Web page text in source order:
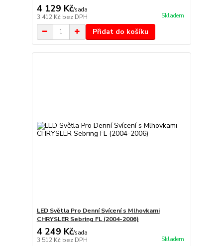
4 129 Kč/sada
3 412 Kč bez DPH Skladem
Přidat do košíku
LED Světla Pro Denní Svícení s Mlhovkami
CHRYSLER Sebring FL (2004-2006)
4 249 Kč/sada
3 512 Kč bez DPH Skladem